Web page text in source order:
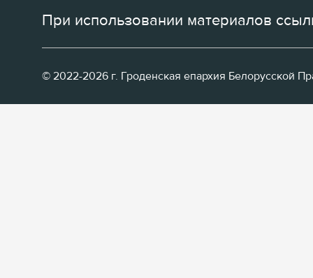
При использовании материалов
© 2022-2026 г. Гроденская епархия Белорусской